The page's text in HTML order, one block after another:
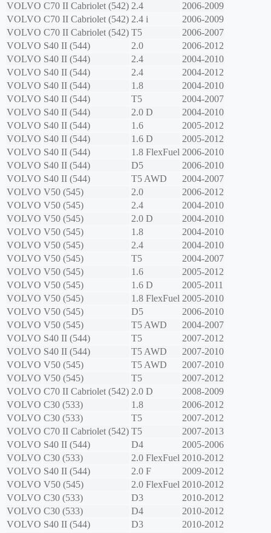
VOLVO C70 II Cabriolet (542) 2.4
2006-2009
VOLVO C70 II Cabriolet (542) 2.4 i
2006-2009
VOLVO C70 II Cabriolet (542) T5
2006-2007
VOLVO S40 II (544) 2.0
2006-2012
VOLVO S40 II (544) 2.4
2004-2010
VOLVO S40 II (544) 2.4
2004-2012
VOLVO S40 II (544) 1.8
2004-2010
VOLVO S40 II (544) T5
2004-2007
VOLVO S40 II (544) 2.0 D
2004-2010
VOLVO S40 II (544) 1.6
2005-2012
VOLVO S40 II (544) 1.6 D
2005-2012
VOLVO S40 II (544) 1.8 FlexFuel 2006-2010
VOLVO S40 II (544) D5
2006-2010
VOLVO S40 II (544) T5 AWD
2004-2007
VOLVO V50 (545) 2.0
2006-2012
VOLVO V50 (545) 2.4
2004-2010
VOLVO V50 (545) 2.0 D
2004-2010
VOLVO V50 (545) 1.8
2004-2010
VOLVO V50 (545) 2.4
2004-2010
VOLVO V50 (545) T5
2004-2007
VOLVO V50 (545) 1.6
2005-2012
VOLVO V50 (545) 1.6 D
2005-2011
VOLVO V50 (545) 1.8 FlexFuel 2005-2010
VOLVO V50 (545) D5
2006-2010
VOLVO V50 (545) T5 AWD
2004-2007
VOLVO S40 II (544) T5
2007-2012
VOLVO S40 II (544) T5 AWD
2007-2010
VOLVO V50 (545) T5 AWD
2007-2010
VOLVO V50 (545) T5
2007-2012
VOLVO C70 II Cabriolet (542) 2.0 D
2008-2009
VOLVO C30 (533) 1.8
2006-2012
VOLVO C30 (533) T5
2007-2012
VOLVO C70 II Cabriolet (542) T5
2007-2013
VOLVO S40 II (544) D4
2005-2006
VOLVO C30 (533) 2.0 FlexFuel 2010-2012
VOLVO S40 II (544) 2.0 F
2009-2012
VOLVO V50 (545) 2.0 FlexFuel 2010-2012
VOLVO C30 (533) D3
2010-2012
VOLVO C30 (533) D4
2010-2012
VOLVO S40 II (544) D3
2010-2012